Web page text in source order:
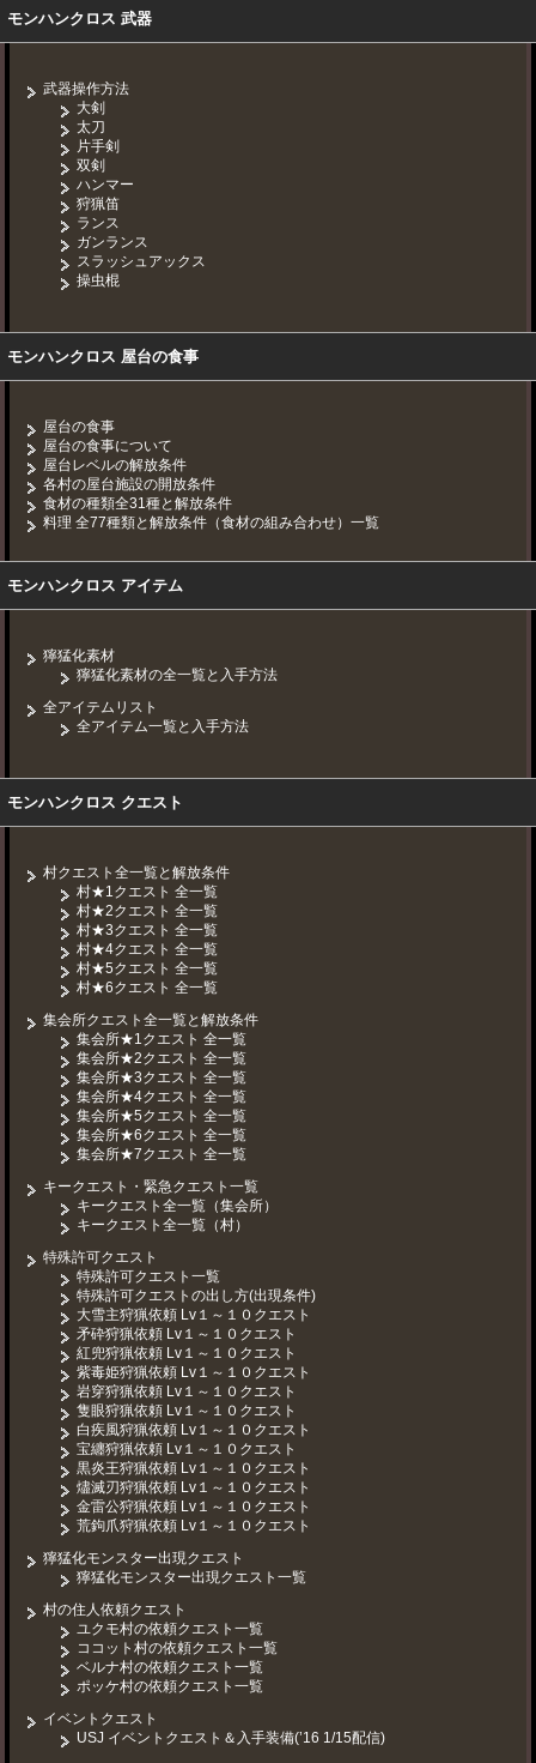
モンハンクロス 武器
武器操作方法
大剣
太刀
片手剣
双剣
ハンマー
狩猟笛
ランス
ガンランス
スラッシュアックス
操虫棍
モンハンクロス 屋台の食事
屋台の食事
屋台の食事について
屋台レベルの解放条件
各村の屋台施設の開放条件
食材の種類全31種と解放条件
料理 全77種類と解放条件（食材の組み合わせ）一覧
モンハンクロス アイテム
獰猛化素材
獰猛化素材の全一覧と入手方法
全アイテムリスト
全アイテム一覧と入手方法
モンハンクロス クエスト
村クエスト全一覧と解放条件
村★1クエスト 全一覧
村★2クエスト 全一覧
村★3クエスト 全一覧
村★4クエスト 全一覧
村★5クエスト 全一覧
村★6クエスト 全一覧
集会所クエスト全一覧と解放条件
集会所★1クエスト 全一覧
集会所★2クエスト 全一覧
集会所★3クエスト 全一覧
集会所★4クエスト 全一覧
集会所★5クエスト 全一覧
集会所★6クエスト 全一覧
集会所★7クエスト 全一覧
キークエスト・緊急クエスト一覧
キークエスト全一覧（集会所）
キークエスト全一覧（村）
特殊許可クエスト
特殊許可クエスト一覧
特殊許可クエストの出し方(出現条件)
大雪主狩猟依頼 Lv１～１０クエスト
矛砕狩猟依頼 Lv１～１０クエスト
紅兜狩猟依頼 Lv１～１０クエスト
紫毒姫狩猟依頼 Lv１～１０クエスト
岩穿狩猟依頼 Lv１～１０クエスト
隻眼狩猟依頼 Lv１～１０クエスト
白疾風狩猟依頼 Lv１～１０クエスト
宝纏狩猟依頼 Lv１～１０クエスト
黒炎王狩猟依頼 Lv１～１０クエスト
燼滅刃狩猟依頼 Lv１～１０クエスト
金雷公狩猟依頼 Lv１～１０クエスト
荒鉤爪狩猟依頼 Lv１～１０クエスト
獰猛化モンスター出現クエスト
獰猛化モンスター出現クエスト一覧
村の住人依頼クエスト
ユクモ村の依頼クエスト一覧
ココット村の依頼クエスト一覧
ベルナ村の依頼クエスト一覧
ポッケ村の依頼クエスト一覧
イベントクエスト
USJ イベントクエスト＆入手装備(’16 1/15配信)